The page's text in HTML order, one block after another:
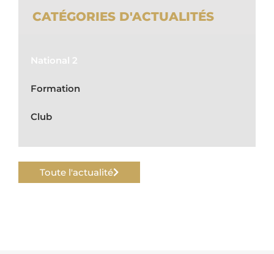
CATÉGORIES D'ACTUALITÉS
National 2
Formation
Club
Toute l'actualité